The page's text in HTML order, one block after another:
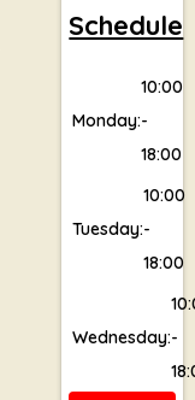
Schedule
Monday:
10:00
-
18:00
Tuesday:
10:00
-
18:00
Wednesday:-